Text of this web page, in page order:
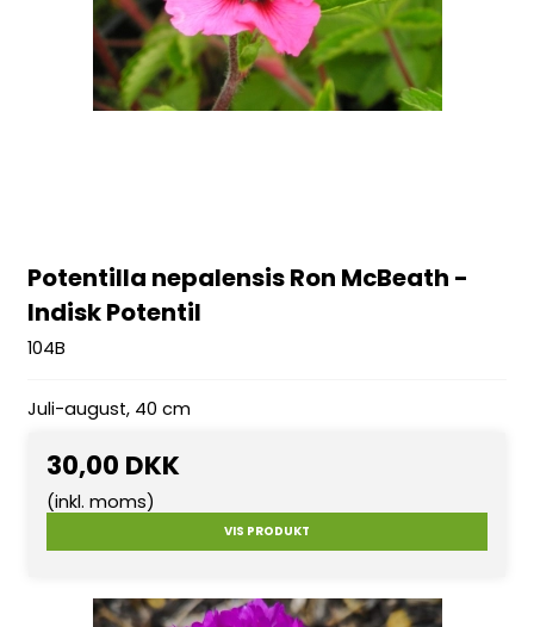
Potentilla nepalensis Ron McBeath -
Indisk Potentil
104B
Juli-august, 40 cm
30,00 DKK
(inkl. moms)
VIS PRODUKT